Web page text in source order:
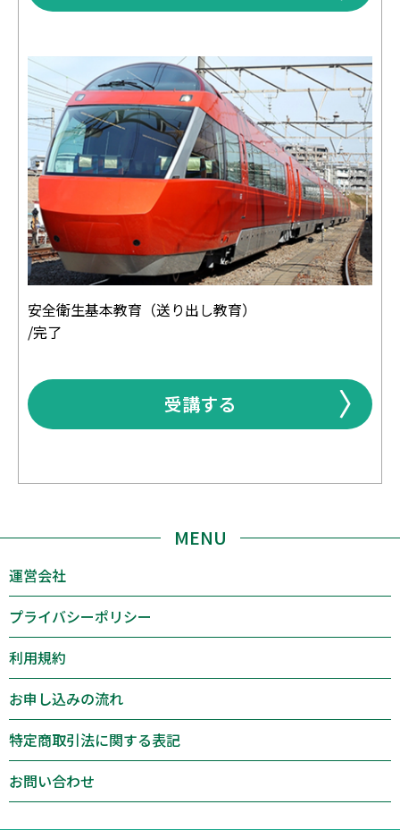
安全衛生基本教育（送り出し教育）
/完了
受講する
MENU
運営会社
プライバシーポリシー
利用規約
お申し込みの流れ
特定商取引法に関する表記
お問い合わせ